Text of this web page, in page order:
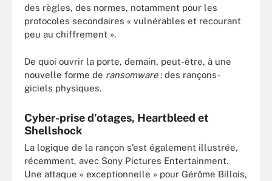
des règles, des normes, notamment pour les
protocoles secondaires « vulnérables et recourant
peu au chiffrement ».
De quoi ouvrir la porte, demain, peut-être, à une
nouvelle forme de ransomware: des rançons-
giciels physiques.
Cyber-prise d’otages, Heartbleed et
Shellshock
La logique de la rançon s’est également illustrée,
récemment, avec Sony Pictures Entertainment.
Une attaque « exceptionnelle » pour Gérôme Billois,